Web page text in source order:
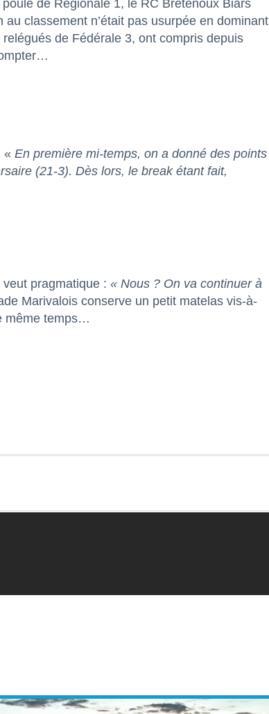
de Régionale 1, le RC Bretenoux Biars
classement n’était pas usurpée en dominant
de Fédérale 3, ont compris depuis
« En première mi-temps, on a donné des points
(21-3). Dès lors, le break étant fait,
pragmatique : « Nous ? On va continuer à
Marivalois conserve un petit matelas vis-à-
même temps…